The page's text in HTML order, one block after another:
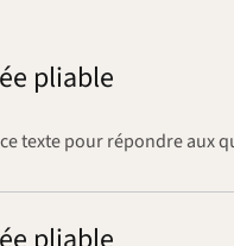
pliable
texte pour répondre aux